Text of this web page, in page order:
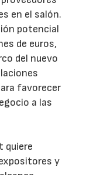
en el salón.
potencial
de euros,
del nuevo
favorecer
a las
quiere
y